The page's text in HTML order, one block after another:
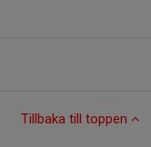
Tillbaka till toppen